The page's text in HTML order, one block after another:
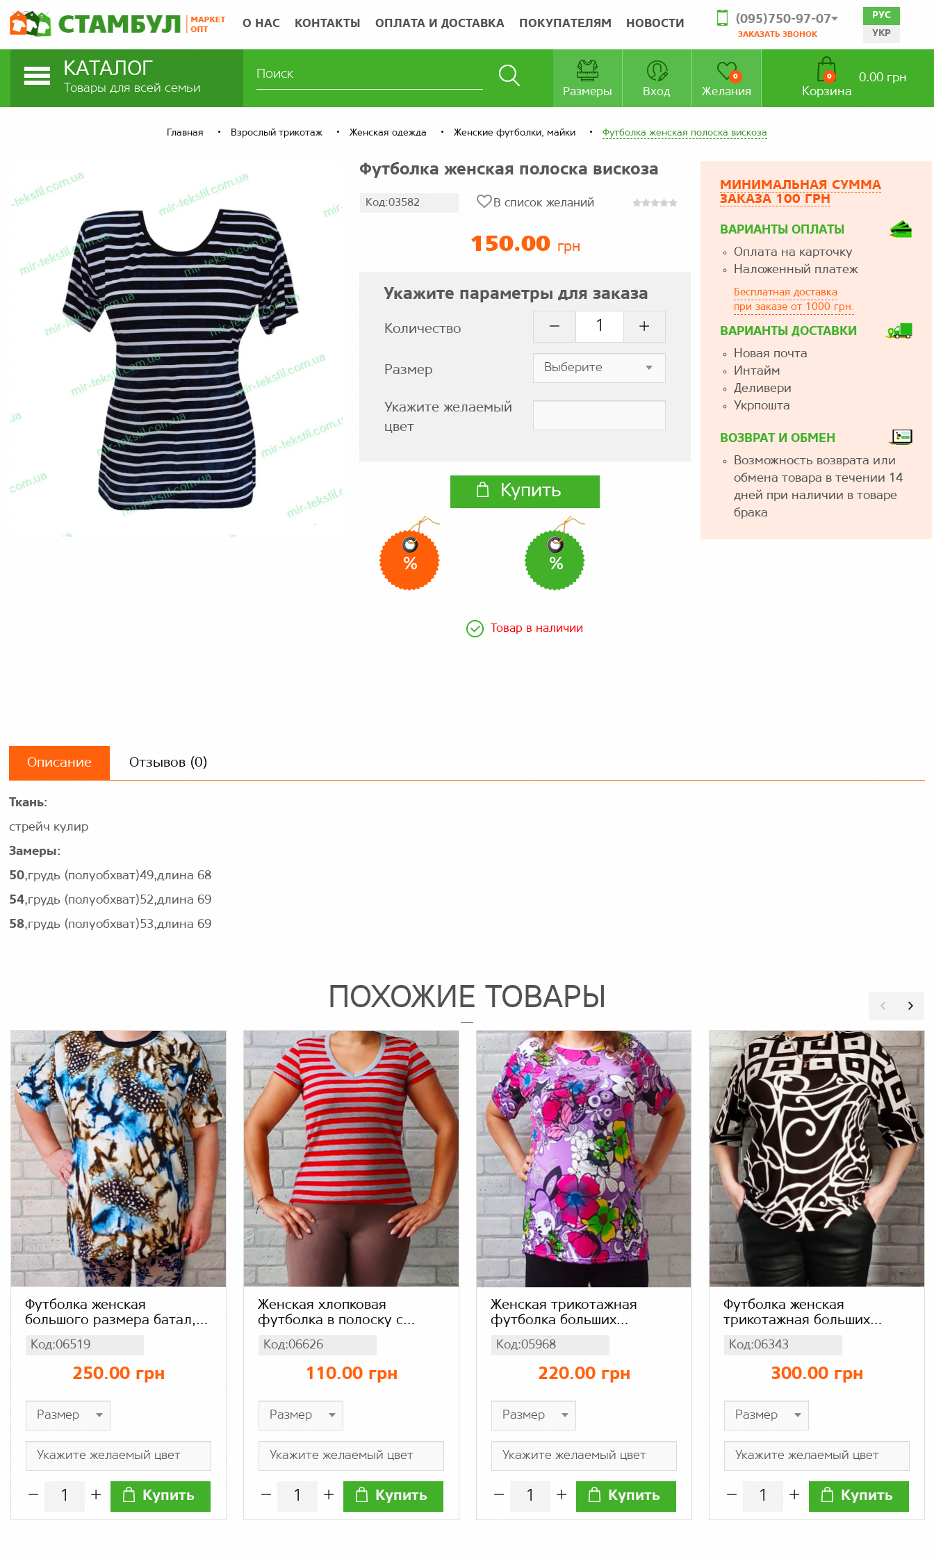
О НАС КОНТАКТЫ ОПЛАТА И ДОСТАВКА ПОКУПАТЕЛЯМ НОВОСТИ (095)750-97-07
ЗАКАЗАТЬ ЗВОНОК
РУС
УКР
КАТАЛОГ
Товары для всей семьи Размеры Вход Желания
0
Корзина
0 0.00 грн
Главная Взрослый трикотаж Женская одежда Женские футболки, майки Футболка женская полоска вискоза
Футболка женская полоска вискоза
Код:03582 В список желаний
150.00 грн
Укажите параметры для заказа
Количество
Размер
Укажите желаемый
цвет
Купить
% %
Товар в наличии
МИНИМАЛЬНАЯ СУММА
ЗАКАЗА 100 ГРН
ВАРИАНТЫ ОПЛАТЫ
Оплата на карточку
Наложенный платеж
Бесплатная доставка
при заказе от 1000 грн.
ВАРИАНТЫ ДОСТАВКИ
Новая почта
Интайм
Деливери
Укрпошта
ВОЗВРАТ И ОБМЕН
Возможность возврата или
обмена товара в течении 14
дней при наличии в товаре
брака
Описание Отзывов (0)
Ткань:
стрейч кулир
Замеры:
50,грудь (полуобхват)49,длина 68
54,грудь (полуобхват)52,длина 69
58,грудь (полуобхват)53,длина 69
ПОХОЖИЕ ТОВАРЫ
Футболка женская
большого размера батал,
вискоза бамбук
Код:06519
250.00 грн
Купить
Женская хлопковая
футболка в полоску с
мысик, хлопок
Код:06626
110.00 грн
Купить
Женская трикотажная
футболка больших
яркий цветочный принт,
стрейч масло
Код:05968
220.00 грн
Купить
Футболка женская
трикотажная больших
свободного кроя
спущенный рукав черно-
белая абстракция (норма,
Код:06343
300.00 грн
Купить